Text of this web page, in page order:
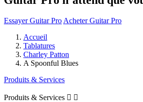
Essayer Guitar Pro Acheter Guitar Pro
Accueil
Tablatures
Charley Patton
A Spoonful Blues
Produits & Services
Produits & Services  